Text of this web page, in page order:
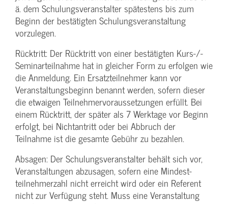
ä. dem Schulungs­veranstalter spätestens bis zum
Beginn der bestätigten Schulungs­veranstaltung
vorzulegen.
Rücktritt: Der Rücktritt von einer bestätigten Kurs-/­
Seminarteilnahme hat in gleicher Form zu erfolgen wie
die Anmeldung. Ein Ersatzteilnehmer kann vor
Veranstaltungs­beginn benannt werden, sofern dieser
die etwaigen Teilnehmer­voraussetzungen erfüllt. Bei
einem Rücktritt, der später als 7 Werktage vor Beginn
erfolgt, bei Nichtantritt oder bei Abbruch der
Teilnahme ist die gesamte Gebühr zu bezahlen.
Absagen: Der Schulungs­veranstalter behält sich vor,
Veranstaltungen abzusagen, sofern eine Mindest­
teilnehmerzahl nicht erreicht wird oder ein Referent
nicht zur Verfügung steht. Muss eine Veranstaltung